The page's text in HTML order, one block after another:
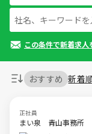
おすすめ 新着
正社員
まい泉 青山事務所
この条件で新着求人